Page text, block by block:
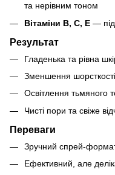
та нерівним тоном
Вітаміни B, C, E —
Результат
Гладенька та рівна
Зменшення
Освітлення тьмяного
Чисті пори та свіже
Переваги
Зручний спрей-
Ефективний, але